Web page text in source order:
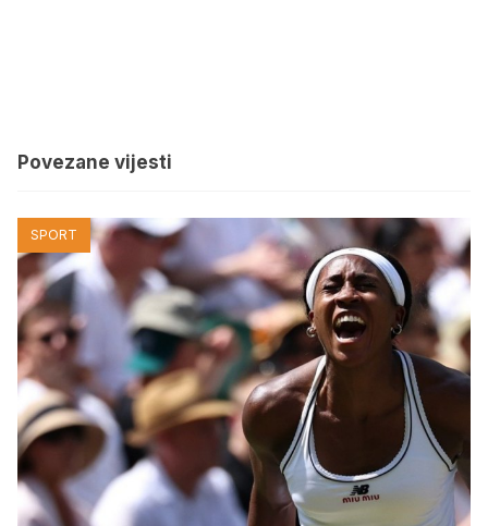
Povezane vijesti
SPORT